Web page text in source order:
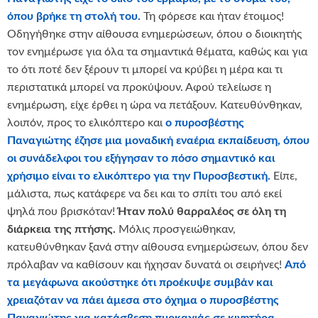
όπου βρήκε τη στολή του. Τη φόρεσε και ήταν έτοιμος!
Οδηγήθηκε στην αίθουσα ενημερώσεων, όπου ο διοικητής
τον ενημέρωσε για όλα τα σημαντικά θέματα, καθώς και για
το ότι ποτέ δεν ξέρουν τι μπορεί να κρύβει η μέρα και τι
περιστατικά μπορεί να προκύψουν. Αφού τελείωσε η
ενημέρωση, είχε έρθει η ώρα να πετάξουν. Κατευθύνθηκαν,
λοιπόν, προς το ελικόπτερο καιο πυροσβέστης
Παναγιώτης έζησε μια μοναδική εναέρια εκπαίδευση, όπου
οι συνάδελφοι του εξήγησαν το πόσο σημαντικό και
χρήσιμο είναι το ελικόπτερο για την Πυροσβεστική. Είπε,
μάλιστα, πως κατάφερε να δει και το σπίτι του από εκεί
ψηλά που βρισκόταν!Ήταν πολύ θαρραλέος σε όλη τη
διάρκεια της πτήσης. Μόλις προσγειώθηκαν,
κατευθύνθηκαν ξανά στην αίθουσα ενημερώσεων, όπου δεν
πρόλαβαν να καθίσουν και ήχησαν δυνατά οι σειρήνες! Από
τα μεγάφωνα ακούστηκε ότι προέκυψε συμβάν και
χρειαζόταν να πάει άμεσα στο όχημα ο πυροσβέστης